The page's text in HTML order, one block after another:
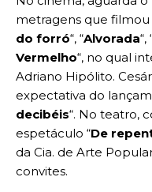
metragens que filmou
do forró“, “Alvorada“,
Vermelho“, no qual
Adriano Hipólito.
expectativa do
decibéis“. No teatro,
espetáculo “De
da Cia. de Arte
convites.